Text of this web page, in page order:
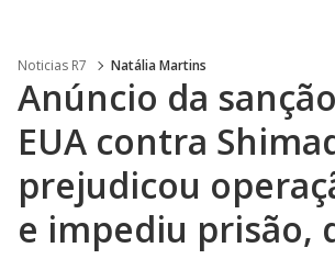
Noticias R7 Natália Martins
Anúncio da
EUA contra
prejudicou
e impediu prisão,